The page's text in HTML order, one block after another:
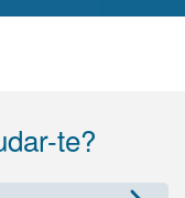
te?